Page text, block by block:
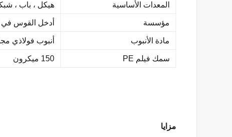
المعدات الأساسية هيكل ، باب ،
مؤسسة أدخل القوس في
مادة الأنبوب أنبوب فولاذي
سمك فيلم PE 150 ميكرون
مزايا